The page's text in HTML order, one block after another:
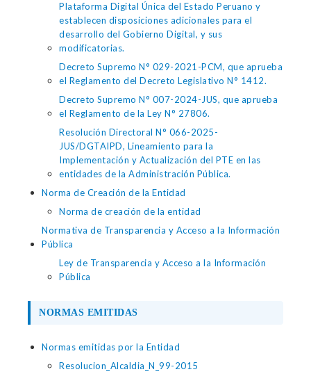
Plataforma Digital Única del Estado Peruano y
establecen disposiciones adicionales para el
desarrollo del Gobierno Digital, y sus
modificatorias.
Decreto Supremo N° 029-2021-PCM, que aprueba
el Reglamento del Decreto Legislativo N° 1412.
Decreto Supremo N° 007-2024-JUS, que aprueba
el Reglamento de la Ley N° 27806.
Resolución Directoral N° 066-2025-
JUS/DGTAIPD, Lineamiento para la
Implementación y Actualización del PTE en las
entidades de la Administración Pública.
Norma de Creación de la Entidad
Norma de creación de la entidad
Normativa de Transparencia y Acceso a la Información
Pública
Ley de Transparencia y Acceso a la Información
Pública
NORMAS EMITIDAS
Normas emitidas por la Entidad
Resolucion_Alcaldia_N_99-2015